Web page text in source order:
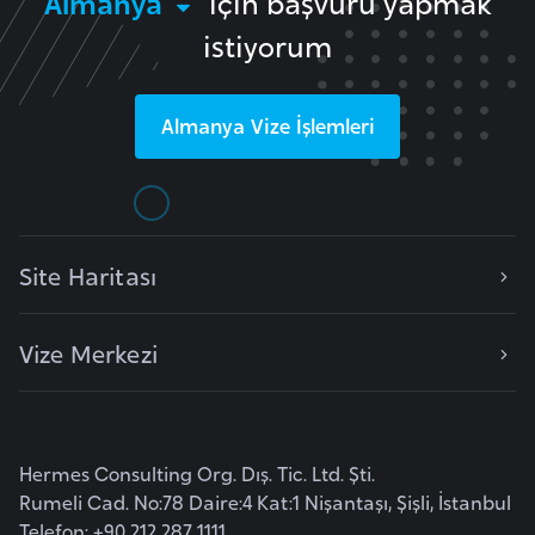
istiyorum
Almanya Vize İşlemleri
Site Haritası
Vize Merkezi
Hermes Consulting Org. Dış. Tic. Ltd. Şti.
Rumeli Cad. No:78 Daire:4 Kat:1 Nişantaşı, Şişli, İstanbul
l
g
a
n
u
n
a